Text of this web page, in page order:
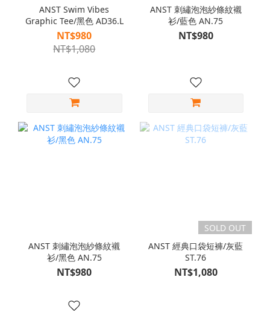
ANST Swim Vibes
Graphic Tee/黑色 AD36.L
NT$980
NT$1,080
ANST 刺繡泡泡紗條紋襯
衫/藍色 AN.75
NT$980
ANST 刺繡泡泡紗條紋襯
衫/黑色 AN.75
NT$980
SOLD OUT
ANST 經典口袋短褲/灰藍
ST.76
NT$1,080